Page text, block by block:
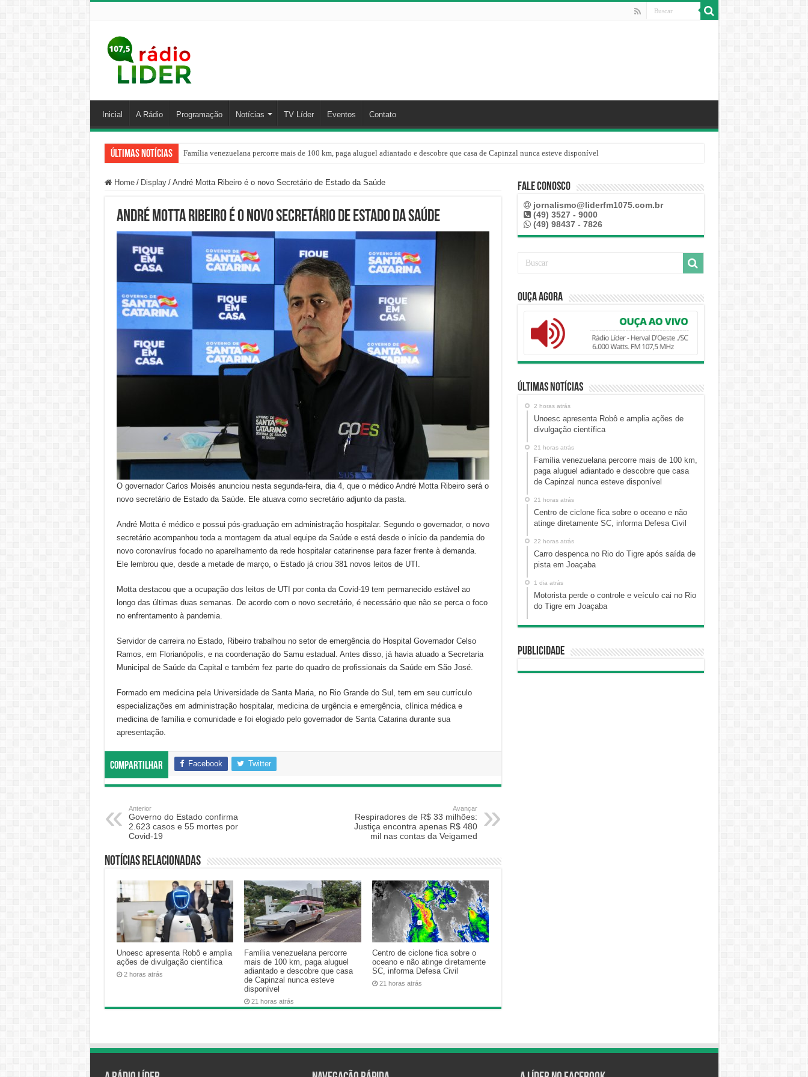
Inicial A Rádio Programação Notícias TV Líder Eventos Contato
Últimas Notícias Família venezuelana percorre mais de 100 km, paga aluguel adiantado e descobre que casa de Capinzal nunca esteve disponível
Home / Display / André Motta Ribeiro é o novo Secretário de Estado da Saúde
André Motta Ribeiro é o novo Secretário de Estado da Saúde
O governador Carlos Moisés anunciou nesta segunda-feira, dia 4, que o médico André Motta Ribeiro será o
novo secretário de Estado da Saúde. Ele atuava como secretário adjunto da pasta.
André Motta é médico e possui pós-graduação em administração hospitalar. Segundo o governador, o novo
secretário acompanhou toda a montagem da atual equipe da Saúde e está desde o início da pandemia do
novo coronavírus focado no aparelhamento da rede hospitalar catarinense para fazer frente à demanda.
Ele lembrou que, desde a metade de março, o Estado já criou 381 novos leitos de UTI.
Motta destacou que a ocupação dos leitos de UTI por conta da Covid-19 tem permanecido estável ao
longo das últimas duas semanas. De acordo com o novo secretário, é necessário que não se perca o foco
no enfrentamento à pandemia.
Servidor de carreira no Estado, Ribeiro trabalhou no setor de emergência do Hospital Governador Celso
Ramos, em Florianópolis, e na coordenação do Samu estadual. Antes disso, já havia atuado a Secretaria
Municipal de Saúde da Capital e também fez parte do quadro de profissionais da Saúde em São José.
Formado em medicina pela Universidade de Santa Maria, no Rio Grande do Sul, tem em seu currículo
especializações em administração hospitalar, medicina de urgência e emergência, clínica médica e
medicina de família e comunidade e foi elogiado pelo governador de Santa Catarina durante sua
apresentação.
Compartilhar Facebook Twitter
Anterior
Governo do Estado confirma
2.623 casos e 55 mortes por
Covid-19
Avançar
Respiradores de R$ 33 milhões:
Justiça encontra apenas R$ 480
mil nas contas da Veigamed
Notícias relacionadas
Unoesc apresenta Robô e amplia
ações de divulgação científica
2 horas atrás
Família venezuelana percorre
mais de 100 km, paga aluguel
adiantado e descobre que casa
de Capinzal nunca esteve
disponível
21 horas atrás
Centro de ciclone fica sobre o
oceano e não atinge diretamente
SC, informa Defesa Civil
21 horas atrás
Fale Conosco
jornalismo@liderfm1075.com.br
(49) 3527 - 9000
(49) 98437 - 7826
Ouça Agora
Últimas Notícias
2 horas atrás
Unoesc apresenta Robô e amplia ações de
divulgação científica
21 horas atrás
Família venezuelana percorre mais de 100 km,
paga aluguel adiantado e descobre que casa
de Capinzal nunca esteve disponível
21 horas atrás
Centro de ciclone fica sobre o oceano e não
atinge diretamente SC, informa Defesa Civil
22 horas atrás
Carro despenca no Rio do Tigre após saída de
pista em Joaçaba
1 dia atrás
Motorista perde o controle e veículo cai no Rio
do Tigre em Joaçaba
Publicidade